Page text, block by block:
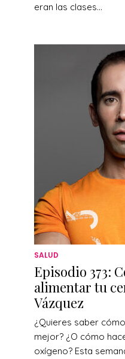
eran las clases...
SALUD
Episodio 373:
alimentar tu
Vázquez
¿Quieres saber
mejor? ¿O cómo
oxígeno? Esta